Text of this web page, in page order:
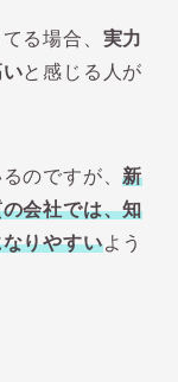
る場合、 実力
と感じる人が
のですが、新
会社では、知
りやすいよう